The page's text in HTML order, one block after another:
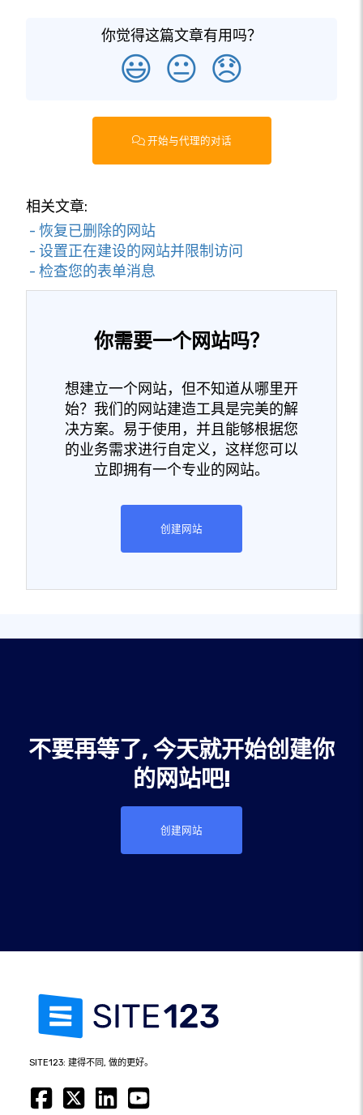
你觉得这篇文章有用吗？
😃 😐 😞
开始与代理的对话
相关文章:
- 恢复已删除的网站
- 设置正在建设的网站并限制访问
- 检查您的表单消息
你需要一个网站吗？
想建立一个网站，但不知道从哪里开
始？我们的网站建造工具是完美的解
决方案。易于使用，并且能够根据您
的业务需求进行自定义，这样您可以
立即拥有一个专业的网站。
创建网站
不要再等了, 今天就开始创建你
的网站吧!
创建网站
SITE123: 建得不同, 做的更好。